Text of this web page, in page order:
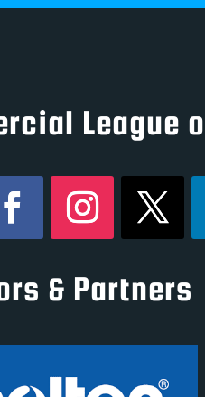
League
& Partners